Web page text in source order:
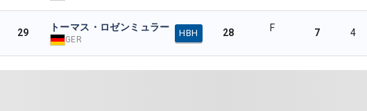
29 トーマス・ロゼンミュラー
GER
HBH 28 F 7 4